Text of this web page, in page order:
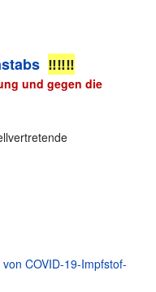
‼️‼️‼️
und gegen die
CO­VID-19-Impf­stof­